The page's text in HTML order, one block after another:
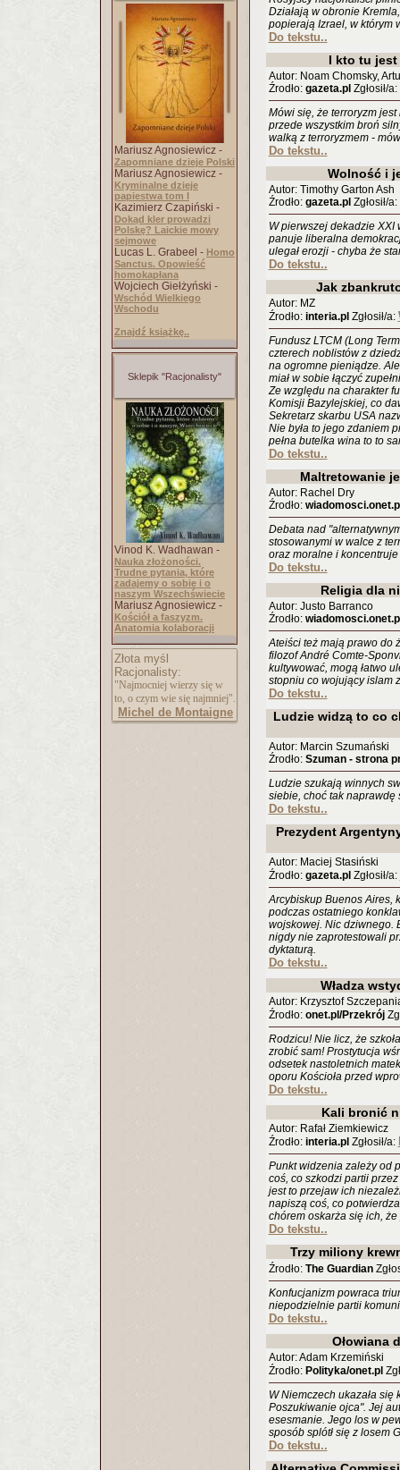
Mariusz Agnosiewicz -
Zapomniane dzieje Polski
Mariusz Agnosiewicz -
Kryminalne dzieje
papiestwa tom I
Kazimierz Czapiński -
Dokąd kler prowadzi
Polskę? Laickie mowy
sejmowe
Lucas L. Grabeel - Homo
Sanctus. Opowieść
homokapłana
Wojciech Giełżyński -
Wschód Wielkiego
Wschodu
Znajdź książkę..
Sklepik "Racjonalisty"
Vinod K. Wadhawan -
Nauka złożoności.
Trudne pytania, które
zadajemy o sobie i o
naszym Wszechświecie
Mariusz Agnosiewicz -
Kościół a faszyzm.
Anatomia kolaboracji
Złota myśl
Racjonalisty:
"Najmocniej wierzy się w
to, o czym wie się najmniej".
Michel de Montaigne
Działają w obronie
popierają Izrael, w którym
Do tekstu..
I kto tu
Autor: Noam Chomsky,
Źrodło: gazeta.pl Zgłosił/
Mówi się, że terroryzm jest
przede wszystkim broń
walką z terroryzmem -
Do tekstu..
Wolność i
Autor: Timothy Garton Ash
Źrodło: gazeta.pl Zgłosił/
W pierwszej dekadzie
panuje liberalna
ulegał erozji - chyba że
Do tekstu..
Jak
Autor: MZ
Źrodło: interia.pl Zgłosił/a:
Fundusz LTCM (Long
czterech noblistów z
na ogromne pieniądze.
miał w sobie łączyć
Ze względu na charakter
Komisji Bazylejskiej, co
Sekretarz skarbu USA
Nie była to jego zdaniem
pełna butelka wina to to
Do tekstu..
Maltretowanie
Autor: Rachel Dry
Źrodło:
Debata nad
stosowanymi w walce z
oraz moralne i
Do tekstu..
Religia dla
Autor: Justo Barranco
Źrodło:
Ateiści też mają prawo do
filozof André Comte-
kultywować, mogą łatwo
stopniu co wojujący islam
Do tekstu..
Ludzie widzą to co
Autor: Marcin Szumański
Źrodło: Szuman - strona
Ludzie szukają winnych
siebie, choć tak naprawdę
Do tekstu..
Prezydent
Autor: Maciej Stasiński
Źrodło: gazeta.pl Zgłosił/a:
Arcybiskup Buenos Aires,
podczas ostatniego
wojskowej. Nic dziwnego.
nigdy nie zaprotestowali
dyktaturą.
Do tekstu..
Władza
Autor: Krzysztof
Źrodło: onet.pl/Przekrój
Rodzicu! Nie licz, że
zrobić sam! Prostytucja
odsetek nastoletnich
oporu Kościoła przed
Do tekstu..
Kali bronić
Autor: Rafał Ziemkiewicz
Źrodło: interia.pl Zgłosił/a:
Punkt widzenia zależy od
coś, co szkodzi partii
jest to przejaw ich
napiszą coś, co
chórem oskarża się ich,
Do tekstu..
Trzy miliony
Źrodło: The Guardian
Konfucjanizm powraca
niepodzielnie partii
Do tekstu..
Ołowiana
Autor: Adam Krzemiński
Źrodło: Polityka/onet.pl
W Niemczech ukazała się
Poszukiwanie ojca". Jej
esesmanie. Jego los w
sposób splótł się z losem
Do tekstu..